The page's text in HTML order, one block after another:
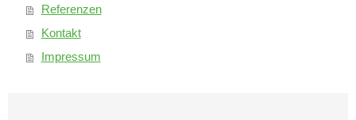
Referenzen
Kontakt
Impressum